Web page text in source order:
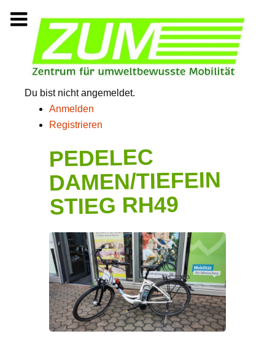
Zum
springen
Du bist nicht angemeldet.
Anmelden
Registrieren
PEDELEC
DAMEN/TIEFEIN
STIEG RH49